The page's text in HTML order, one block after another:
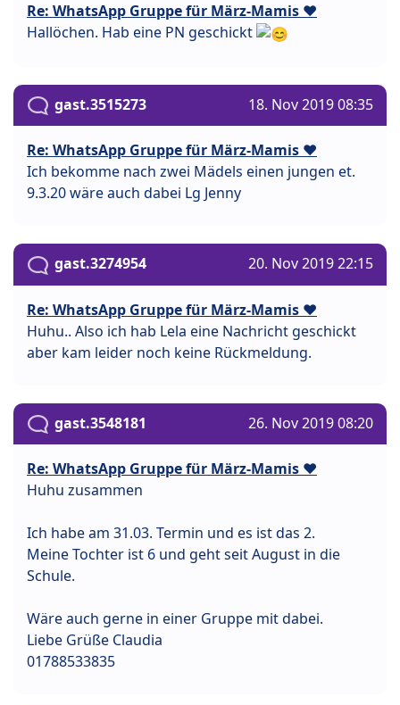
Re: WhatsApp Gruppe für März-Mamis ❤️
Hallöchen. Hab eine PN geschickt
gast.3515273 18. Nov 2019 08:35
Re: WhatsApp Gruppe für März-Mamis ❤️
Ich bekomme nach zwei Mädels einen jungen et.
9.3.20 wäre auch dabei Lg Jenny
gast.3274954 20. Nov 2019 22:15
Re: WhatsApp Gruppe für März-Mamis ❤️
Huhu.. Also ich hab Lela eine Nachricht geschickt
aber kam leider noch keine Rückmeldung.
gast.3548181 26. Nov 2019 08:20
Re: WhatsApp Gruppe für März-Mamis ❤️
Huhu zusammen
Ich habe am 31.03. Termin und es ist das 2.
Meine Tochter ist 6 und geht seit August in die
Schule.
Wäre auch gerne in einer Gruppe mit dabei.
Liebe Grüße Claudia
01788533835